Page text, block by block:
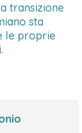
transizione
sta
le proprie